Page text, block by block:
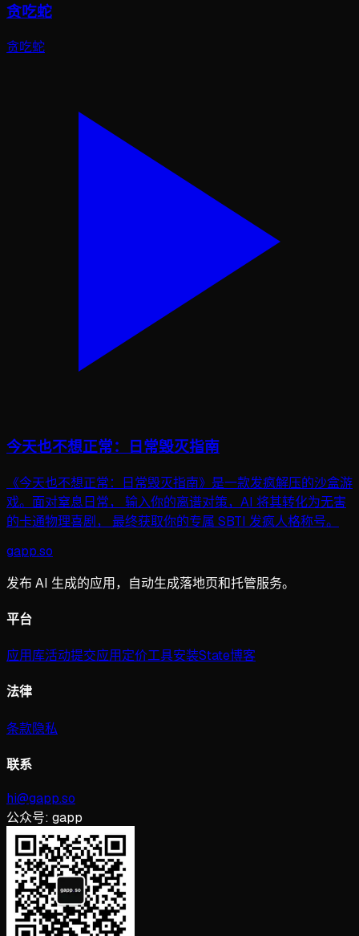
贪吃蛇
贪吃蛇
今天也不想正常：日常毁灭指南
《今天也不想正常：日常毁灭指南》是一款发疯解压的沙盒游
戏。面对窒息日常， 输入你的离谱对策，AI 将其转化为无害
的卡通物理喜剧， 最终获取你的专属 SBTI 发疯人格称号。
gapp.so
发布 AI 生成的应用，自动生成落地页和托管服务。
平台
应用库活动提交应用定价工具安装State博客
法律
条款隐私
联系
hi@gapp.so
公众号: gapp